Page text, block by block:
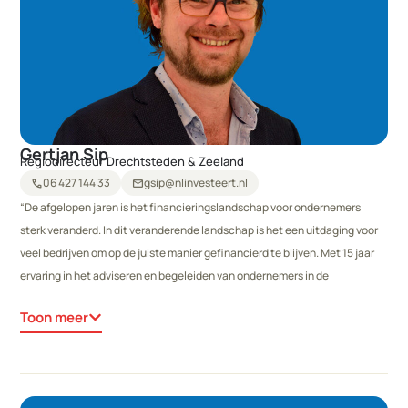
Gertjan Sip
Regiodirecteur Drechtsteden & Zeeland
call06 427 144 33 mailgsip@nlinvesteert.nl
“De afgelopen jaren is het financieringslandschap voor ondernemers
sterk veranderd. In dit veranderende landschap is het een uitdaging voor
veel bedrijven om op de juiste manier gefinancierd te blijven. Met 15 jaar
ervaring in het adviseren en begeleiden van ondernemers in de
meest passende financiering voor uw plannen te organiseren. Ik
Toon meer